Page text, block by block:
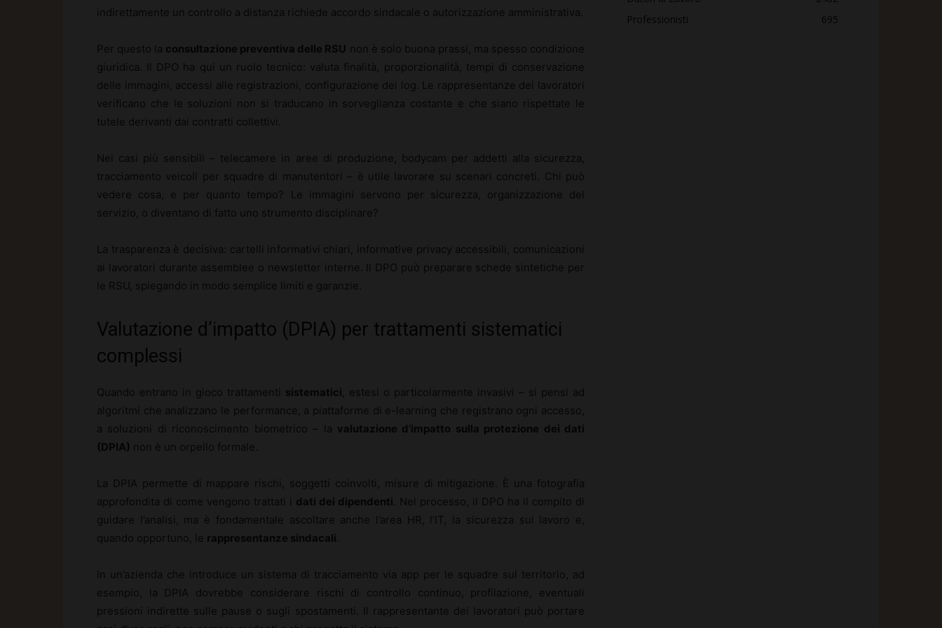
indirettamente un controllo a distanza richiede accordo sindacale o autorizzazione amministrativa.
Per questo la consultazione preventiva delle RSU non è solo buona prassi, ma spesso condizione
giuridica. Il DPO ha qui un ruolo tecnico: valuta finalità, proporzionalità, tempi di conservazione
delle immagini, accessi alle registrazioni, configurazione dei log. Le rappresentanze dei lavoratori
verificano che le soluzioni non si traducano in sorveglianza costante e che siano rispettate le
tutele derivanti dai contratti collettivi.
Nei casi più sensibili – telecamere in aree di produzione, bodycam per addetti alla sicurezza,
tracciamento veicoli per squadre di manutentori – è utile lavorare su scenari concreti. Chi può
vedere cosa, e per quanto tempo? Le immagini servono per sicurezza, organizzazione del
servizio, o diventano di fatto uno strumento disciplinare?
La trasparenza è decisiva: cartelli informativi chiari, informative privacy accessibili, comunicazioni
ai lavoratori durante assemblee o newsletter interne. Il DPO può preparare schede sintetiche per
le RSU, spiegando in modo semplice limiti e garanzie.
Valutazione d’impatto (DPIA) per trattamenti sistematici
complessi
Quando entrano in gioco trattamenti sistematici , estesi o particolarmente invasivi – si pensi ad
algoritmi che analizzano le performance, a piattaforme di e-learning che registrano ogni accesso,
a soluzioni di riconoscimento biometrico – la valutazione d’impatto sulla protezione dei dati
(DPIA) non è un orpello formale.
La DPIA permette di mappare rischi, soggetti coinvolti, misure di mitigazione. È una fotografia
approfondita di come vengono trattati i dati dei dipendenti . Nel processo, il DPO ha il compito di
guidare l’analisi, ma è fondamentale ascoltare anche l’area HR, l’IT, la sicurezza sul lavoro e,
quando opportuno, le rappresentanze sindacali
In un’azienda che introduce un sistema di tracciamento via app per le squadre sul territorio, ad
esempio, la DPIA dovrebbe considerare rischi di controllo continuo, profilazione, eventuali
pressioni indirette sulle pause o sugli spostamenti. Il rappresentante dei lavoratori può portare
Professionisti
695